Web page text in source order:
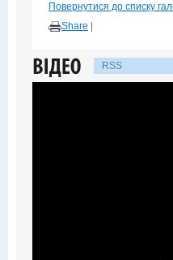
Повернутися до списку
Share
RSS